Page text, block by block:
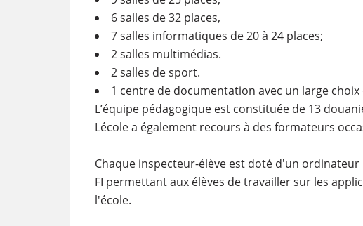
6 salles de 32 places,
7 salles informatiques de 20 à 24 places;
2 salles multimédias.
2 salles de sport.
1 centre de documentation avec un large
L’équipe pédagogique est constituée de 13
Lécole a également recours à des formateurs
Chaque inspecteur-élève est doté d'un
FI permettant aux élèves de travailler sur les
l'école.